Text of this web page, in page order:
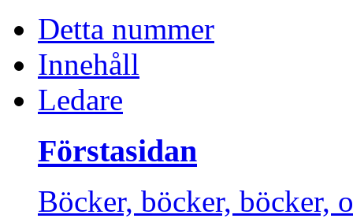
Detta nummer
Innehåll
Ledare
Förstasidan
Böcker, böcker, böcker,